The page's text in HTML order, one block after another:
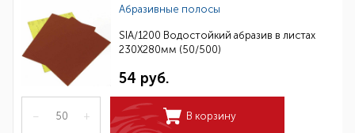
Абразивные полосы
SIA/1200 Водостойкий абразив в листах
230Х280мм (50/500)
54 руб.
– + В корзину